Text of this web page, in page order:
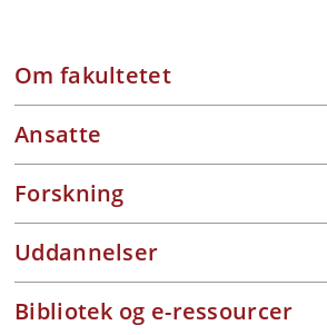
Om fakultetet
Ansatte
Forskning
Uddannelser
Bibliotek og e-ressourcer